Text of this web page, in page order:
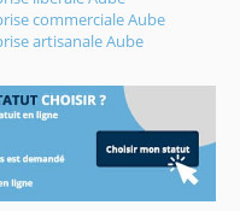
commerciale Aube
artisanale Aube